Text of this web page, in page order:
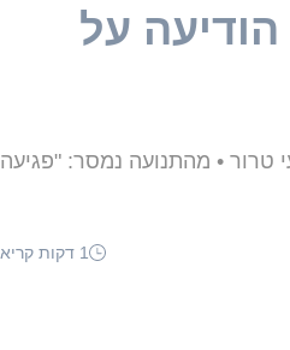
על
טרור • מהתנועה נמסר: "פגיעה
1 דקות קריאה